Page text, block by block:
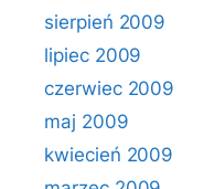
sierpień 2009
lipiec 2009
czerwiec 2009
maj 2009
kwiecień 2009